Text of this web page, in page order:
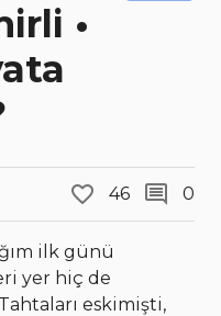
•
46 0
ilk günü
yer hiç de
eskimişti,